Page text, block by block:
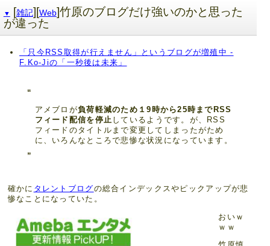
▼ [雑記][Web]竹原のブログだけ強いのかと思った
が違った
「只今RSS取得が行えません」というブログが増殖中 -
F.Ko-Jiの「一秒後は未来」
アメブロが負荷軽減のため１9時から25時までRSS
フィード配信を停止 しているようです。が、RSS
フィードのタイトルまで変更してしまったがため
に、いろんなところで悲惨な状況になっています。
確かに タレントブログの総合インデックスやピックアップが悲
惨なことになっていた。
おいｗ
ｗｗ